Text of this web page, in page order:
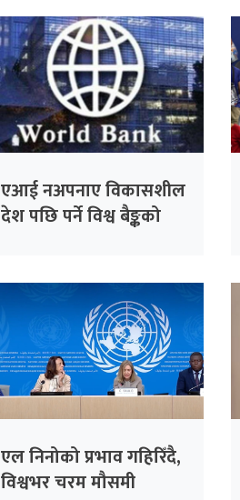
एआई नअपनाए विकासशील
देश पछि पर्ने विश्व बैङ्कको
एल निनोको प्रभाव गहिरिँदै,
विश्वभर चरम मौसमी